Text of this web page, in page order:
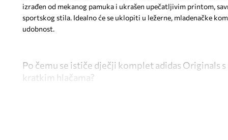
izrađen od mekanog pamuka i ukrašen upečatljivim printom,
sportskog stila. Idealno će se uklopiti u ležerne, mladenačke
udobnost.
Po čemu se ističe dječji komplet adidas Originals
kratkim hlačama?